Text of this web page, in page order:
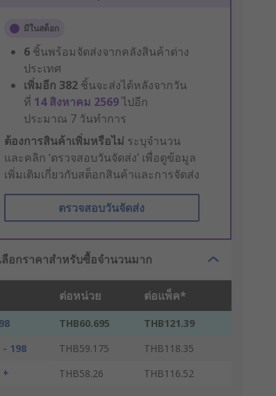
มีในสต็อก
6 ชิ้นพร้อมจัดส่งจากคลังสินค้าต่าง
ประเทศ
เพิ่มอีก 382 ชิ้นจะส่งได้หลังจากวัน
ที่ 14 สิงหาคม 2569ไปอีก
ประมาณ 7 วันทำการ
ต้องการสินค้าเพิ่มหรือไม่ ระบุจำนวน
และคลิก ‘ตรวจสอบวันจัดส่ง’ เพื่อดูข้อมูล
เพิ่มเติมเกี่ยวกับสต็อกสินค้าและการจัดส่ง
ตรวจสอบวันจัดส่ง
ลือกราคาสำหรับซื้อจำนวนมาก
ต่อหน่วย ต่อแพ็ค*
THB60.695
THB121.39
- 198
THB59.175
THB118.35
+
THB58.26 THB116.52